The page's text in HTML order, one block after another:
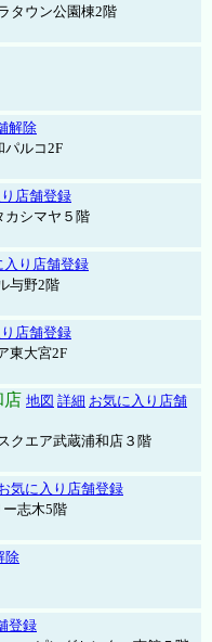
タウン公園棟2階
解除
パルコ2F
店舗登録
カシマヤ５階
入り店舗登録
与野2階
店舗登録
東大宮2F
店 地図 詳細 お気に入り店舗
クエア武蔵浦和店３階
気に入り店舗登録
志木5階
除
登録